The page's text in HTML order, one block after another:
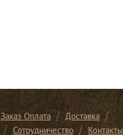
Заказ Оплата
Доставка
Сотрудничество Контакты